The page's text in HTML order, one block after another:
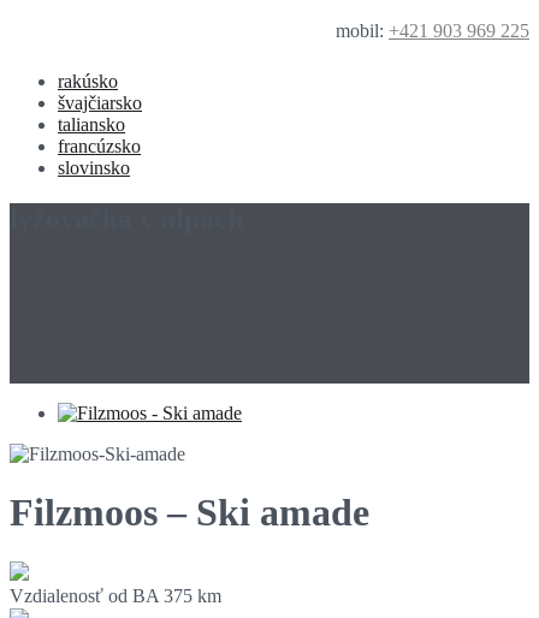
mobil: +421 903 969 225
rakúsko
švajčiarsko
taliansko
francúzsko
slovinsko
Filzmoos – Ski amade
Vzdialenosť od BA 375 km